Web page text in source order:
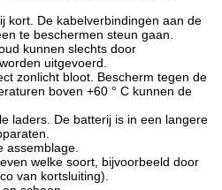
kort. De kabelverbindingen aan de
te beschermen steun gaan.
kunnen slechts door
uitgevoerd.
zonlicht bloot. Bescherm tegen de
boven +60 ° C kunnen de
laders. De batterij is in een langere
assemblage.
welke soort, bijvoorbeeld door
van kortsluiting).